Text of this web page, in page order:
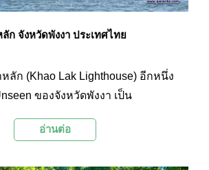
ก จังหวัดพังงา ประเทศไทย
ลัก (Khao Lak Lighthouse) อีกหนึ่ง
ของจังหวัดพังงา เป็น
นางทองอ่านต่อ